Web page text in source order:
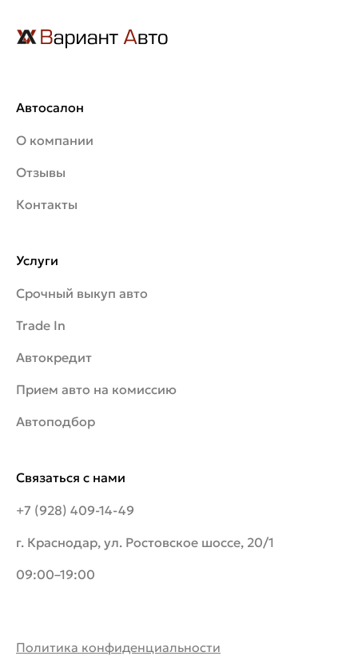
Автосалон
О компании
Отзывы
Контакты
Связаться с нами
+7 (928) 409-14-49
г. Краснодар, ул. Ростовское шоссе, 20/1
09:00–19:00
Услуги
Срочный выкуп авто
Trade In
Автокредит
Прием авто на комиссию
Автоподбор
Политика конфиденциальности